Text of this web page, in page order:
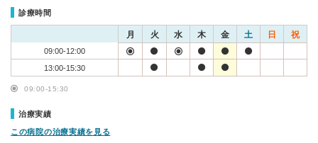
診療時間
月 火 水 木 金 土 日 祝
09:00-12:00
13:00-15:30
09:00-15:30
治療実績
この病院の治療実績を見る